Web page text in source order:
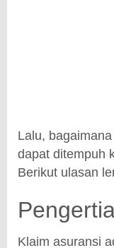
Lalu,
dapat ditempuh
Berikut ulasan
Klaim asuransi